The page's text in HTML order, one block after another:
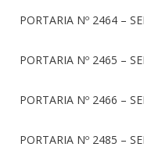
PORTARIA Nº 2464 –
PORTARIA Nº 2465 –
PORTARIA Nº 2466 –
PORTARIA Nº 2485 –